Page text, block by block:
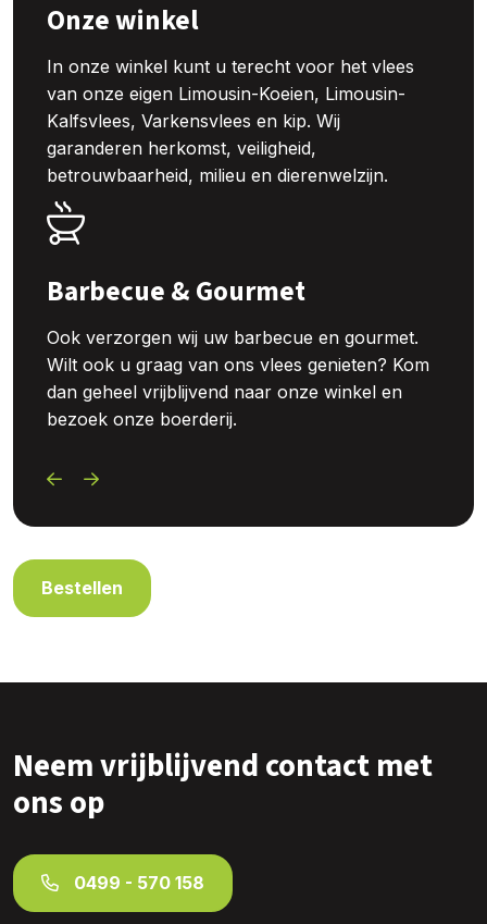
Onze winkel
In onze winkel kunt u terecht voor het vlees
van onze eigen Limousin-Koeien, Limousin-
Kalfsvlees, Varkensvlees en kip. Wij
garanderen herkomst, veiligheid,
betrouwbaarheid, milieu en dierenwelzijn.
Barbecue & Gourmet
Ook verzorgen wij uw barbecue en gourmet.
Wilt ook u graag van ons vlees genieten? Kom
dan geheel vrijblijvend naar onze winkel en
bezoek onze boerderij.
Bestellen
Neem vrijblijvend contact met
ons op
0499 - 570 158